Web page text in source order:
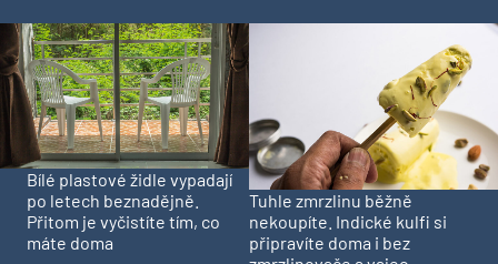
Bílé plastové židle vypadají
po letech beznadějně.
Přitom je vyčistíte tím, co
máte doma
Tuhle zmrzlinu běžně
nekoupíte. Indické kulfi si
připravíte doma i bez